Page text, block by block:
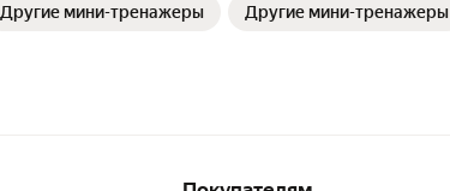
Другие мини-тренажеры Другие мини-тренажеры